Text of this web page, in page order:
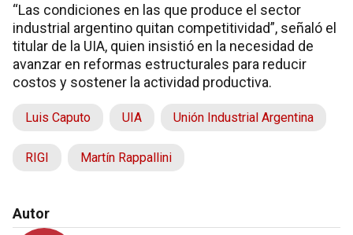
“Las condiciones en las que produce el sector
industrial argentino quitan competitividad”, señaló el
titular de la UIA, quien insistió en la necesidad de
avanzar en reformas estructurales para reducir
costos y sostener la actividad productiva.
Luis Caputo UIA Unión Industrial Argentina
RIGI Martín Rappallini
Autor